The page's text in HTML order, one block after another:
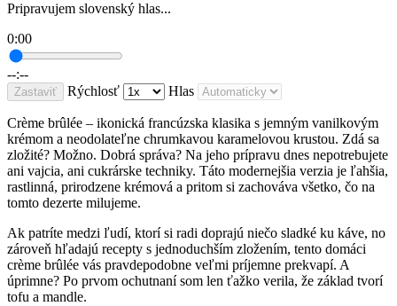
Pripravujem slovenský hlas...
0:00
--:--
Zastaviť Rýchlosť Hlas
Crème brûlée – ikonická francúzska klasika s jemným vanilkovým
krémom a neodolateľne chrumkavou karamelovou krustou. Zdá sa
zložité? Možno. Dobrá správa? Na jeho prípravu dnes nepotrebujete
ani vajcia, ani cukrárske techniky. Táto modernejšia verzia je ľahšia,
rastlinná, prirodzene krémová a pritom si zachováva všetko, čo na
tomto dezerte milujeme.
Ak patríte medzi ľudí, ktorí si radi doprajú niečo sladké ku káve, no
zároveň hľadajú recepty s jednoduchším zložením, tento domáci
crème brûlée vás pravdepodobne veľmi príjemne prekvapí. A
úprimne? Po prvom ochutnaní som len ťažko verila, že základ tvorí
tofu a mandle.